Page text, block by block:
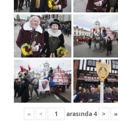
« < arasında4 > »